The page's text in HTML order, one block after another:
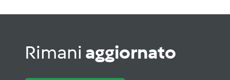
Rimani aggiornato